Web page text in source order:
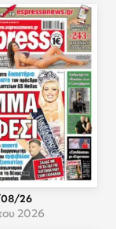
08/26
2026